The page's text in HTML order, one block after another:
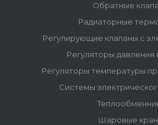
Обратные
Радиаторные
Регулирующие клапаны с
Регуляторы давления
Регуляторы температуры
Системы
Шаровые